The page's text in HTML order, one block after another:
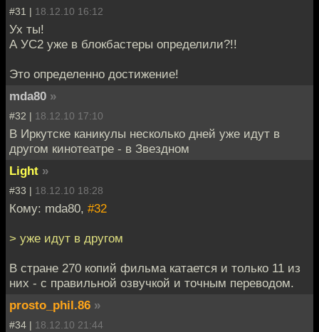
#31 | 18.12.10 16:12
Ух ты!
А УС2 уже в блокбастеры определили?!!
Это определенно достижение!
mda80 »
#32 | 18.12.10 17:10
В Иркутске каникулы несколько дней уже идут в
другом кинотеатре - в Звездном
Light »
#33 | 18.12.10 18:28
Кому: mda80, #32
> уже идут в другом
В стране 270 копий фильма катается и только 11 из
них - с правильной озвучкой и точным переводом.
prosto_phil.86 »
#34 | 18.12.10 21:44